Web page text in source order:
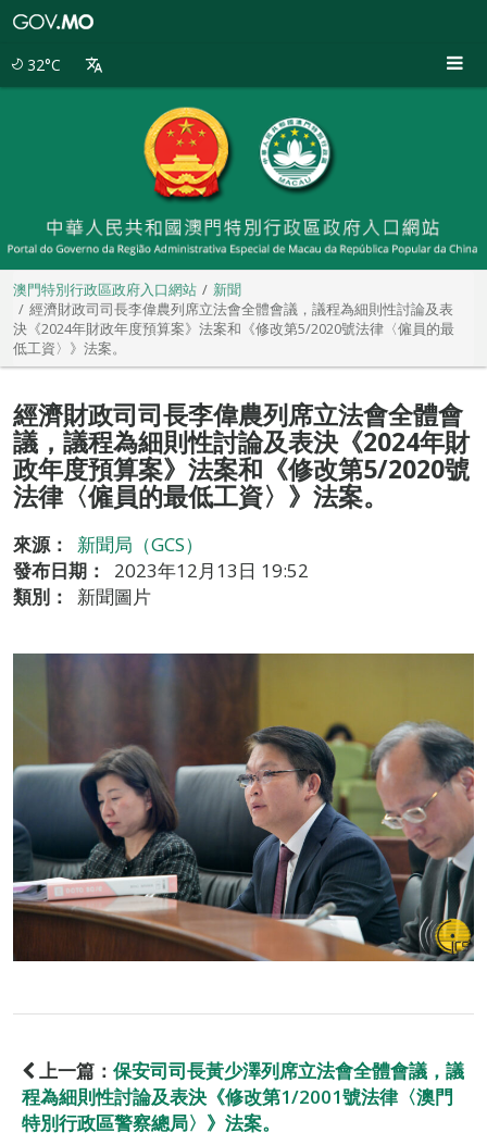
32°C
澳門特別行政區政府入口網站
新聞
經濟財政司司長李偉農列席立法會全體會議，議程為細則性討論及表
決《2024年財政年度預算案》法案和《修改第5/2020號法律〈僱員的最
低工資〉》法案。
經濟財政司司長李偉農列席立法會全體會
議，議程為細則性討論及表決《2024年財
政年度預算案》法案和《修改第5/2020號
法律〈僱員的最低工資〉》法案。
來源：
新聞局（GCS）
發布日期：
2023年12月13日 19:52
類別：
新聞圖片
上一篇： 保安司司長黃少澤列席立法會全體會議，議
程為細則性討論及表決《修改第1/2001號法律〈澳門
特別行政區警察總局〉》法案。